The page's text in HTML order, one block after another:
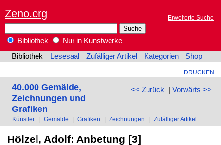
Zeno.org Erweiterte Suche
Bibliothek
Nur in Kunstwerke
Bibliothek
Lesesaal Zufälliger Artikel Kategorien Shop
DRUCKEN
<< Zurück | Vorwärts >>
40.000 Gemälde,
Zeichnungen und
Grafiken
Künstler Gemälde Grafiken Zeichnungen Zufälliger Artikel
Hölzel, Adolf: Anbetung [3]